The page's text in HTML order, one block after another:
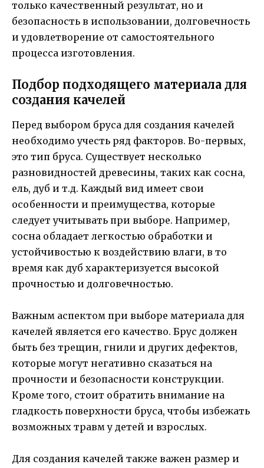
только качественный результат, но и
безопасность в использовании, долговечность
и удовлетворение от самостоятельного
процесса изготовления.
Подбор подходящего материала для
создания качелей
Перед выбором бруса для создания качелей
необходимо учесть ряд факторов. Во-первых,
это тип бруса. Существует несколько
разновидностей древесины, таких как сосна,
ель, дуб и т.д. Каждый вид имеет свои
особенности и преимущества, которые
следует учитывать при выборе. Например,
сосна обладает легкостью обработки и
устойчивостью к воздействию влаги, в то
время как дуб характеризуется высокой
прочностью и долговечностью.
Важным аспектом при выборе материала для
качелей является его качество. Брус должен
быть без трещин, гнили и других дефектов,
которые могут негативно сказаться на
прочности и безопасности конструкции.
Кроме того, стоит обратить внимание на
гладкость поверхности бруса, чтобы избежать
возможных травм у детей и взрослых.
Для создания качелей также важен размер и